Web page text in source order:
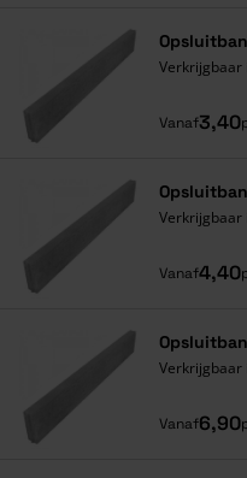
Verkrijgbaar
Vanaf3,40
Verkrijgbaar
Vanaf4,40
Verkrijgbaar
Vanaf6,90